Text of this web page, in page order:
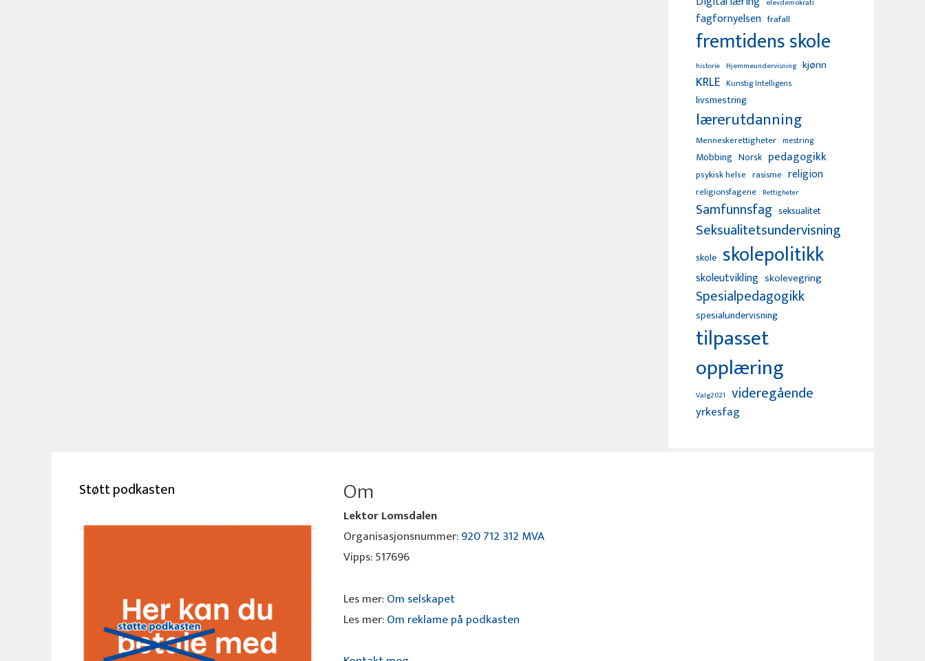
fagfornyelsen frafall
fremtidens skole
historie Hjemmeundervisning kjønn
KRLE Kunstig Intelligens
livsmestring
lærerutdanning
Menneskerettigheter mestring
Mobbing Norsk pedagogikk
psykisk helse rasisme religion
religionsfagene Rettigheter
Samfunnsfag seksualitet
Seksualitetsundervisning
skole skolepolitikk
skoleutvikling skolevegring
Spesialpedagogikk
spesialundervisning
tilpasset
opplæring
Valg2021 videregående
yrkesfag
Støtt podkasten Om
Lektor Lomsdalen
Organisasjonsnummer:920 712 312 MVA
Vipps: 517696
Les mer:Om selskapet
Les mer:Om reklame på podkasten